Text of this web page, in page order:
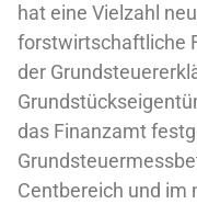
hat eine Vielzahl
forstwirtschaftliche
der
das Finanzamt
Centbereich und im